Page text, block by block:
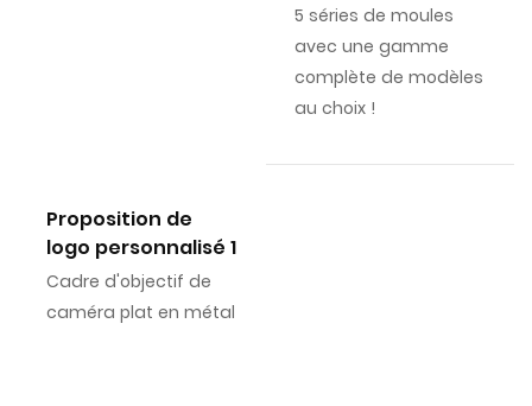
5 séries de moules
avec une gamme
complète de modèles
au choix !
Proposition de
logo personnalisé 1
Cadre d'objectif de
caméra plat en métal